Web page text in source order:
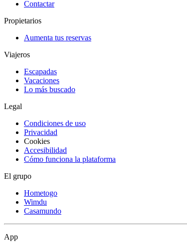
Contactar
Propietarios
Aumenta tus reservas
Viajeros
Escapadas
Vacaciones
Lo más buscado
Legal
Condiciones de uso
Privacidad
Cookies
Accesibilidad
Cómo funciona la plataforma
El grupo
Hometogo
Wimdu
Casamundo
App